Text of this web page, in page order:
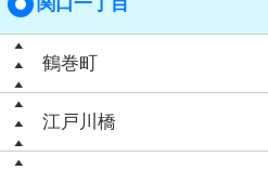
鶴巻町
江戸川橋